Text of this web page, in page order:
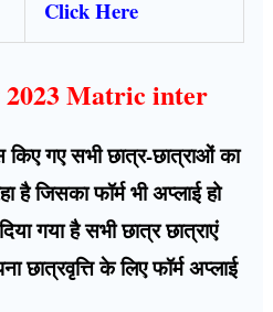
Click Here
Matric inter
किए गए सभी छात्र-छात्राओं का
है जिसका फॉर्म भी अप्लाई हो
गया है सभी छात्र छात्राएं
छात्रवृत्ति के लिए फॉर्म अप्लाई